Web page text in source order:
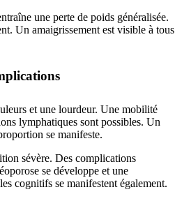
une perte de poids généralisée.
Un amaigrissement est visible à tous
et une lourdeur. Une mobilité
lymphatiques sont possibles. Un
se manifeste.
sévère. Des complications
se développe et une
cognitifs se manifestent également.